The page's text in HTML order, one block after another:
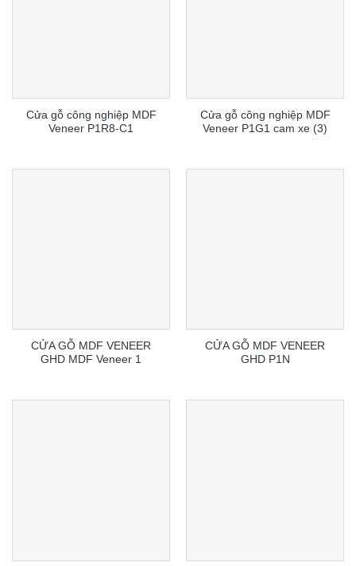
Cửa gỗ công nghiệp MDF
Veneer P1R8-C1
Cửa gỗ công nghiệp MDF
Veneer P1G1 cam xe (3)
CỬA GỖ MDF VENEER
GHD MDF Veneer 1
CỬA GỖ MDF VENEER
GHD P1N